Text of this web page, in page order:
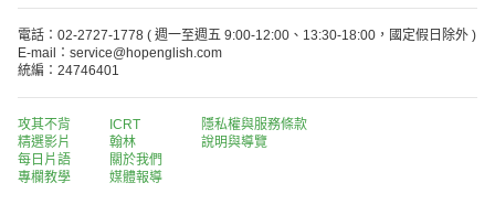
電話：02-2727-1778 ( 週一至週五 9:00-12:00、13:30-18:00，國定假日除外 )
E-mail：service@hopenglish.com
統編：24746401
攻其不背
精選影片
每日片語
專欄教學
ICRT
翰林
關於我們
媒體報導
隱私權與服務條款
說明與導覽